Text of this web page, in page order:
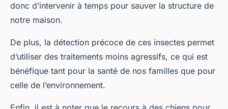
donc d’intervenir à temps pour sauver la structure de
notre maison.
De plus, la détection précoce de ces insectes permet
d’utiliser des traitements moins agressifs, ce qui est
bénéfique tant pour la santé de nos familles que pour
celle de l’environnement.